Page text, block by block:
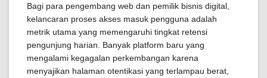
Bagi para pengembang web dan pemilik bisnis digital,
kelancaran proses akses masuk pengguna adalah
metrik utama yang memengaruhi tingkat retensi
pengunjung harian. Banyak platform baru yang
mengalami kegagalan perkembangan karena
menyajikan halaman otentikasi yang terlampau berat,